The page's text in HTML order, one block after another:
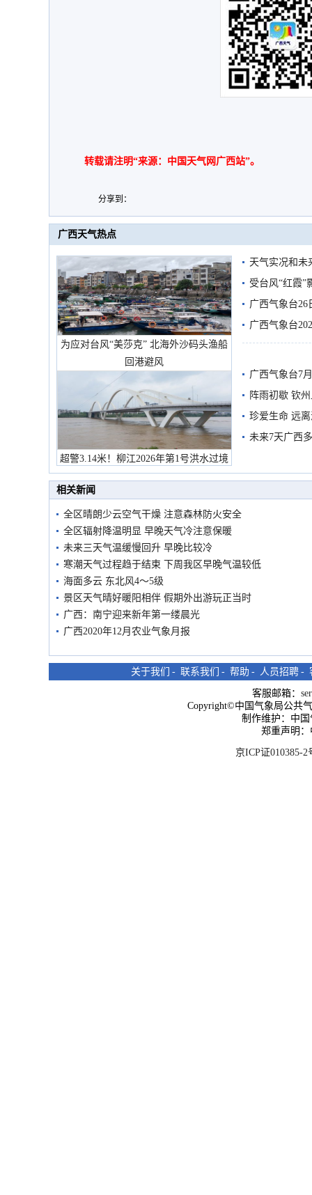
转载请注明“来源：中国天气网广西站”。
分享到：
广西天气热点
为应对台风“美莎克” 北海外沙码头渔船
回港避风
超警3.14米！柳江2026年第1号洪水过境
市民在堤岸见证汛况
天气实况和未
受台风“红霞”
有较强降雨
广西气象台26
广西气象台
预警
广西气象台7
阵雨初歇 钦
珍爱生命 远
未来7天广西
相关新闻
全区晴朗少云空气干燥 注意森林防火安全
全区辐射降温明显 早晚天气冷注意保暖
未来三天气温缓慢回升 早晚比较冷
寒潮天气过程趋于结束 下周我区早晚气温较低
海面多云 东北风4～5级
景区天气晴好暖阳相伴 假期外出游玩正当时
广西：南宁迎来新年第一缕晨光
广西2020年12月农业气象月报
关于我们 - 联系我们 - 帮助 - 人员招聘 -
客服邮箱：
Copyright©中国气象局公共
制作维护：中
郑重声明
京ICP证010385-2